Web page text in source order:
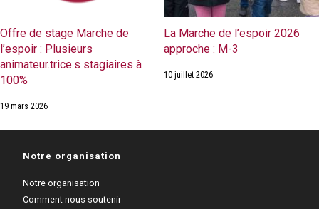
Offre de stage Marche de
l’espoir : Plusieurs
animateur.trice.s stagiaires à
100%
19 mars 2026
La Marche de l’espoir 2026
approche : M-3
10 juillet 2026
Notre organisation
Notre organisation
Comment nous soutenir